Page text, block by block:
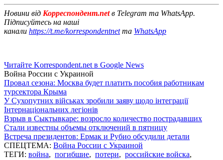
Новини від Корреспондент.netв Telegram та WhatsApp.
Підписуйтесь на наші
канали https://t.me/korrespondentnetта WhatsApp
Читайте Korrespondent.net в Google News
Война России с Украиной
Провал сезона: Москва будет платить пособия работникам
турсектора Крыма
У Сухопутних військах зробили заяву щодо інтеграції
Інтернаціональних легіонів
Взрыв в Сыктывкаре: возросло количество пострадавших
Стали известны объемы отключений в пятницу
Встреча президентов: Ермак и Рубио обсудили детали
СПЕЦТЕМА: Война России с Украиной
ТЕГИ: война, погибшие, потери, российские войска,